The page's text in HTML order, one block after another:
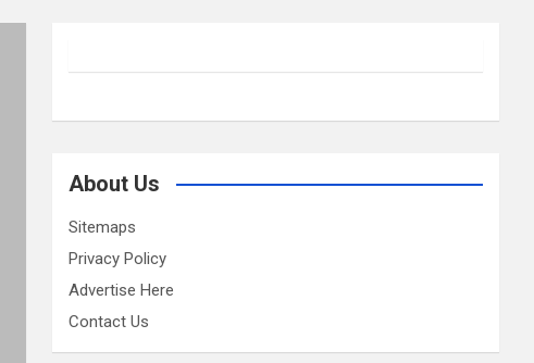
About Us
Sitemaps
Privacy Policy
Advertise Here
Contact Us